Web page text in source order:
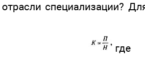
специализации?
где